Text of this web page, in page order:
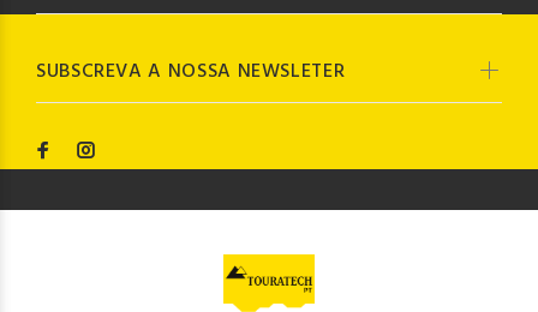
SUBSCREVA A NOSSA NEWSLETER